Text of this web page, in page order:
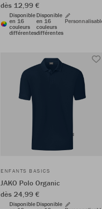
dès 12,99 €
Disponible
en 16
couleurs
différentes
Disponible
en 16
couleurs
différentes
ENFANTS BASICS
JAKO Polo Organic
dès 24,99 €
Disponible Disponible